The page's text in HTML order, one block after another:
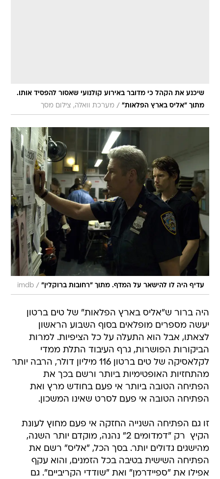
שיכנע את הקהל כי מדובר באירוע קולנועי שאסור להפסיד אותו.
מתוך "אליס בארץ הפלאות" / מערכת וואלה, צילום מסך
עדיף היה לו להישאר על המדף. מתוך "רחובות ברוקלין" /
imdb
היה ברור ש"אליס בארץ הפלאות" של טים ברטון
יעשה מספרים מופלאים בסוף השבוע הראשון
לצאתו, אבל הוא התעלה על כל הציפיות. למרות
הביקורות הפושרות, גרף העיבוד התלת ממדי
לקלאסיקה של טים ברטון 116 מיליון דולר, הרבה יותר
מהתחזיות האופטימיות ביותר ורשם בכך את
הפתיחה הטובה ביותר אי פעם בחודש מרץ ואת
הפתיחה הטובה אי פעם לסרט שאינו המשכון.
זו גם הפתיחה השנייה החזקה אי פעם מחוץ לעונת
הקיץ  רק "דמדומים 2" נהנה, מוקדם יותר השנה,
מהישגים גדולים יותר. בסך הכל, "אליס" רשם את
הפתיחה השישית בטיבה בכל הזמנים, והוא עקף
אפילו את "ספיידרמן" ואת "שודדי הקריביים". גם